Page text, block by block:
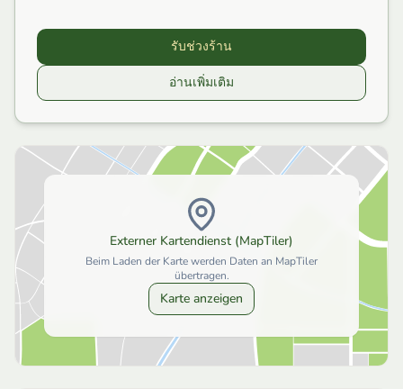
รับช่วงร้าน
อ่านเพิ่มเติม
Externer Kartendienst (MapTiler)
Beim Laden der Karte werden Daten an MapTiler
übertragen.
Karte anzeigen